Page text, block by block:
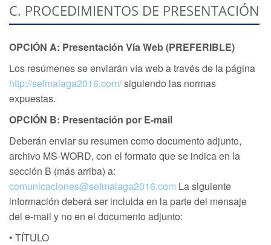
C. PROCEDIMIENTOS DE PRESENTACIÓN
OPCIÓN A: Presentación Vía Web (PREFERIBLE)
Los resúmenes se enviarán vía web a través de la página
http://sefmalaga2016.com/siguiendo las normas
expuestas.
OPCIÓN B: Presentación por E-mail
Deberán enviar su resumen como documento adjunto,
archivo MS-WORD, con el formato que se indica en la
sección B (más arriba) a:
comunicaciones@sefmalaga2016.com La siguiente
información deberá ser incluida en la parte del mensaje
del e-mail y no en el documento adjunto:
• TÍTULO